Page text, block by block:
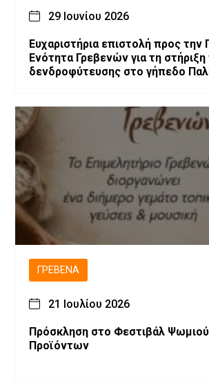
29 Ιουνίου 2026
Ευχαριστήρια επιστολή προς την
Ενότητα Γρεβενών για τη στήριξη
δενδροφύτευσης στο γήπεδο
ΓΡΕΒΕΝΆ
21 Ιουλίου 2026
Πρόσκληση στο Φεστιβάλ
Προϊόντων